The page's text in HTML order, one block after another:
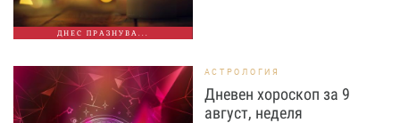
ДНЕС ПРАЗНУВА...
АСТРОЛОГИЯ
Дневен хороскоп за 9
август, неделя